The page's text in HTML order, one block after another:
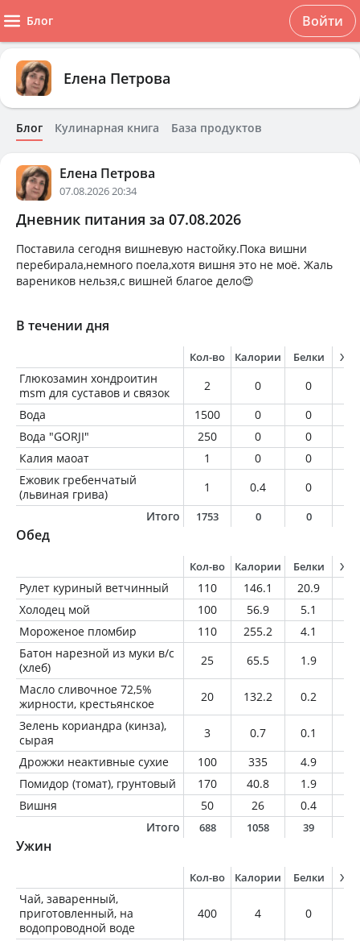
Блог Войти
Елена Петрова
Блог Кулинарная книга База продуктов
Елена Петрова
07.08.2026 20:34
Дневник питания за 07.08.2026
Поставила сегодня вишневую настойку.Пока вишни
перебирала,немного поела,хотя вишня это не моё. Жаль
вареников нельзя,с вишней благое дело😍
В течении дня
Кол-во Калории Белки
Глюкозамин хондроитин
msm для суставов и связок
2 0 0
Вода
1500 0 0
Вода "GORJI"
250 0 0
Калия маоат
1 0 0
Ежовик гребенчатый
(львиная грива)
1 0.4 0
Итого
1753 0 0
Обед
Кол-во Калории Белки
Рулет куриный ветчинный 110 146.1 20.9
Холодец мой
100 56.9 5.1
Мороженое пломбир
110 255.2 4.1
Батон нарезной из муки в/с
(хлеб)
25 65.5 1.9
Масло сливочное 72,5%
жирности, крестьянское
20 132.2 0.2
Зелень кориандра (кинза),
сырая
3 0.7 0.1
Дрожжи неактивные сухие
100 335 4.9
Помидор (томат), грунтовый
170 40.8 1.9
Вишня
50 26 0.4
Итого
688 1058 39
Ужин
Кол-во Калории Белки
Чай, заваренный,
приготовленный, на
водопроводной воде
400 4 0